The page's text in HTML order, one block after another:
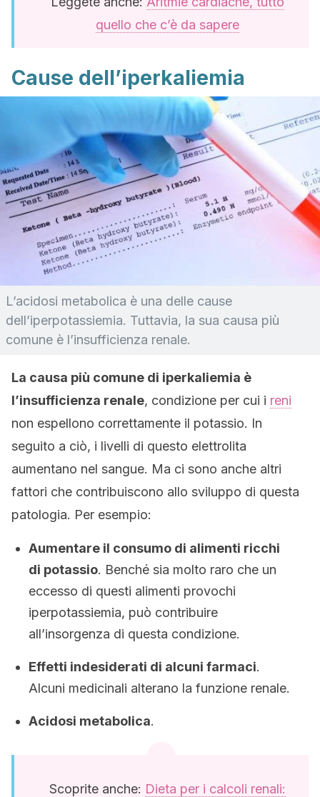
quello che c’è da sapere
Cause dell’iperkaliemia
L’acidosi metabolica è una delle cause
dell’iperpotassiemia. Tuttavia, la sua causa più
comune è l’insufficienza renale.
La causa più comune di iperkaliemia è
l’insufficienza renale, condizione per cui i reni
non espellono correttamente il potassio. In
seguito a ciò, i livelli di questo elettrolita
aumentano nel sangue. Ma ci sono anche altri
fattori che contribuiscono allo sviluppo di questa
patologia. Per esempio:
Aumentare il consumo di alimenti ricchi
di potassio. Benché sia molto raro che un
eccesso di questi alimenti provochi
iperpotassiemia, può contribuire
all’insorgenza di questa condizione.
Effetti indesiderati di alcuni farmaci.
Alcuni medicinali alterano la funzione renale.
Acidosi metabolica.
Scoprite anche: Dieta per i calcoli renali: